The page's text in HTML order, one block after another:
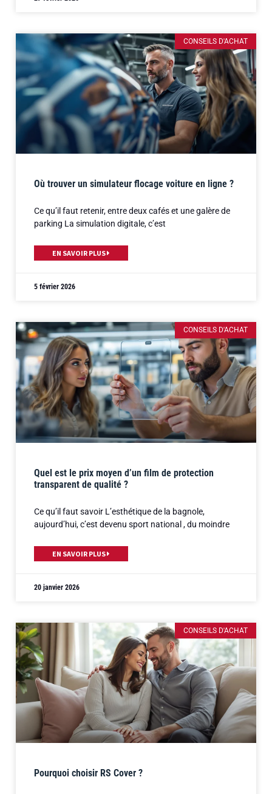
CONSEILS D'ACHAT
Où trouver un simulateur flocage voiture en ligne ?
Ce qu’il faut retenir, entre deux cafés et une galère de
parking La simulation digitale, c’est
EN SAVOIR PLUS
5 février 2026
CONSEILS D'ACHAT
Quel est le prix moyen d’un film de protection
transparent de qualité ?
Ce qu’il faut savoir L’esthétique de la bagnole,
aujourd’hui, c’est devenu sport national , du moindre
EN SAVOIR PLUS
20 janvier 2026
CONSEILS D'ACHAT
Pourquoi choisir RS Cover ?